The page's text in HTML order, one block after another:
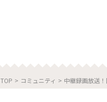
TOP > コミュニティ > 中継録画放送